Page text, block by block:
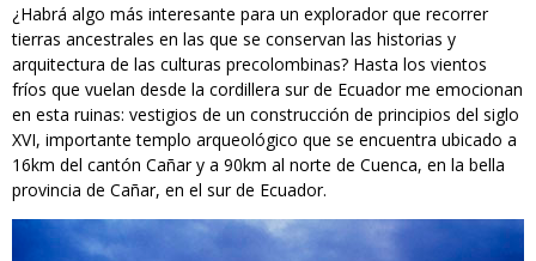
¿Habrá algo más interesante para un explorador que recorrer
tierras ancestrales en las que se conservan las historias y
arquitectura de las culturas precolombinas? Hasta los vientos
fríos que vuelan desde la cordillera sur de Ecuador me emocionan
en esta ruinas: vestigios de un construcción de principios del siglo
XVI, importante templo arqueológico que se encuentra ubicado a
16km del cantón Cañar y a 90km al norte de Cuenca, en la bella
provincia de Cañar, en el sur de Ecuador.